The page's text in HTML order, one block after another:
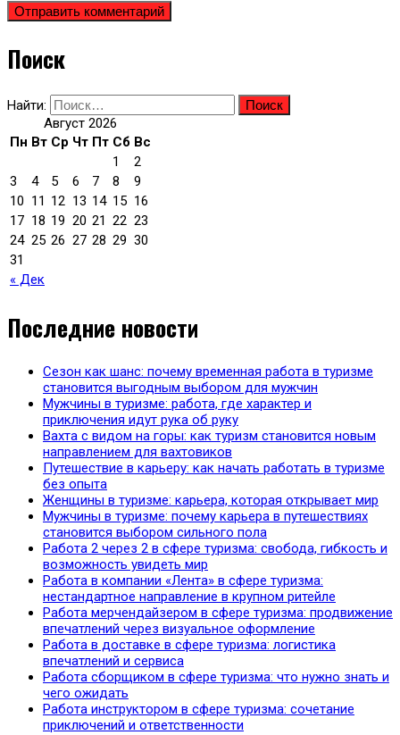
Поиск
Найти:
Август 2026
Пн Вт Ср Чт Пт Сб Вс
« Дек
1
2
3
4 5 6 7 8
9
10 11 12 13 14 15 16
17 18 19 20 21 22 23
24 25 26 27 28 29 30
31
Последние новости
Сезон как шанс: почему временная работа в туризме
становится выгодным выбором для мужчин
Мужчины в туризме: работа, где характер и
приключения идут рука об руку
Вахта с видом на горы: как туризм становится новым
направлением для вахтовиков
Путешествие в карьеру: как начать работать в туризме
без опыта
Женщины в туризме: карьера, которая открывает мир
Мужчины в туризме: почему карьера в путешествиях
становится выбором сильного пола
Работа 2 через 2 в сфере туризма: свобода, гибкость и
возможность увидеть мир
Работа в компании «Лента» в сфере туризма:
нестандартное направление в крупном ритейле
Работа мерчендайзером в сфере туризма: продвижение
впечатлений через визуальное оформление
Работа в доставке в сфере туризма: логистика
впечатлений и сервиса
Работа сборщиком в сфере туризма: что нужно знать и
чего ожидать
Работа инструктором в сфере туризма: сочетание
приключений и ответственности